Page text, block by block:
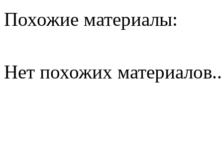
Похожие материалы:
Нет похожих